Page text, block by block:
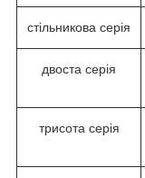
стільникова серія
двоста серія
трисота серія